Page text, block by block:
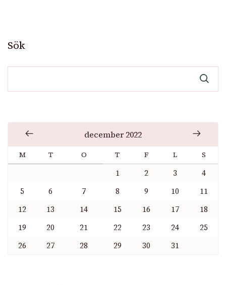
Sök
december 2022
M T O T F L S
1 2 3
4
5
6 7 8 9 10
11
12
13 14 15 16 17
18
19
20 21 22 23 24
25
26
27 28 29 30 31